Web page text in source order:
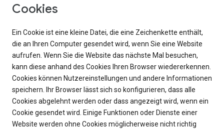
Cookies
Ein Cookie ist eine kleine Datei, die eine Zeichenkette enthält,
die an Ihren Computer gesendet wird, wenn Sie eine Website
aufrufen. Wenn Sie die Website das nächste Mal besuchen,
kann diese anhand des Cookies Ihren Browser wiedererkennen.
Cookies können Nutzereinstellungen und andere Informationen
speichern. Ihr Browser lässt sich so konfigurieren, dass alle
Cookies abgelehnt werden oder dass angezeigt wird, wenn ein
Cookie gesendet wird. Einige Funktionen oder Dienste einer
Website werden ohne Cookies möglicherweise nicht richtig